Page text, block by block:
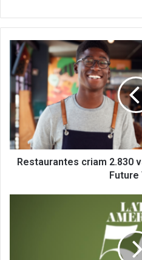
Restaurantes
criam
2.830
vagas
em
outubro,
aponta
Future
Tank
Restaurantes criam 2.830
Future